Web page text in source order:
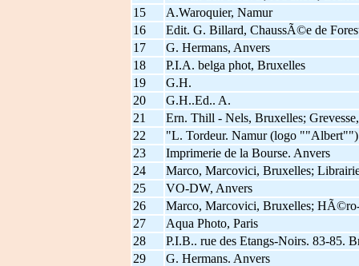
15
A.Waroquier, Namur
16
Edit. G. Billard, ChaussÃ©e de
17
G. Hermans, Anvers
18
P.I.A. belga phot, Bruxelles
19
G.H.
20
G.H..Ed.. A.
21
Ern. Thill - Nels, Bruxelles;
22
"L. Tordeur. Namur (logo
23
Imprimerie de la Bourse. Anvers
24
Marco, Marcovici, Bruxelles;
25
VO-DW, Anvers
26
Marco, Marcovici, Bruxelles;
27
Aqua Photo, Paris
28
P.I.B.. rue des Etangs-Noirs. 83-85.
29
G. Hermans. Anvers